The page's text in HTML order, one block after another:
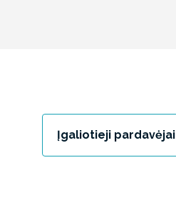
Įgaliotieji pardavėjai